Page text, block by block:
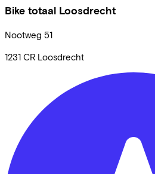
Bike totaal Loosdrecht
Nootweg 51
1231 CR Loosdrecht